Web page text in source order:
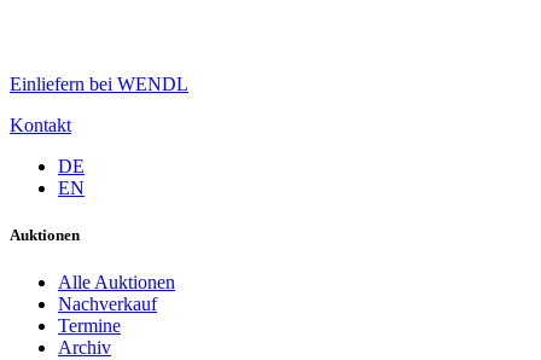
Einliefern bei WENDL
Kontakt
DE
EN
Auktionen
Alle Auktionen
Nachverkauf
Termine
Archiv